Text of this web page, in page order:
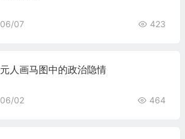
06/07 423
元人画马图中的政治隐情
06/02 464